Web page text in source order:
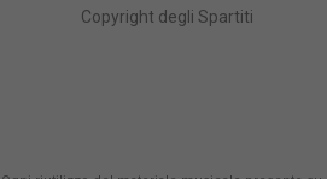
Copyright degli Spartiti